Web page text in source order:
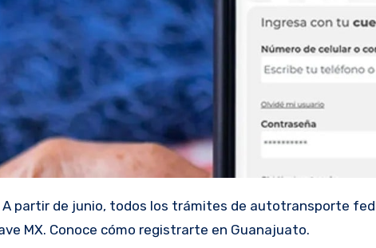
A partir de junio, todos los trámites de autotransporte
MX. Conoce cómo registrarte en Guanajuato.